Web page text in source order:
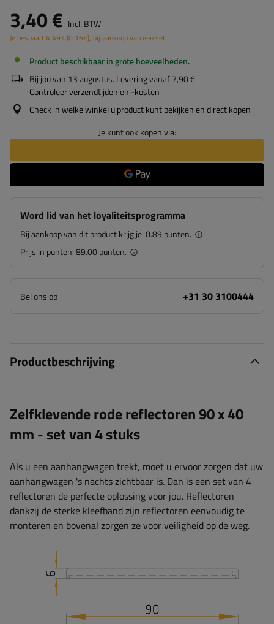
3,40 € Incl. BTW
Je bespaart4.49%(0.16€), bij aankoop van een set.
Product beschikbaar in grote hoeveelheden
Bij jou van 13 augustus. Levering vanaf7,90 €
Controleer verzendtijden en -kosten
Check in welke winkel u product kunt bekijken en direct kopen
Je kunt ook kopen via:
Word lid van het loyaliteitsprogramma
Bij aankoop van dit product krijg je:0.89 punten.
Prijs in punten:89.00 punten.
Bel ons op +31 30 3100444
Productbeschrijving
Zelfklevende rode reflectoren 90 x 40
mm - set van 4 stuks
Als u een aanhangwagen trekt, moet u ervoor zorgen dat uw
aanhangwagen 's nachts zichtbaar is. Dan is een set van 4
reflectoren de perfecte oplossing voor jou. Reflectoren
dankzij de sterke kleefband zijn reflectoren eenvoudig te
monteren en bovenal zorgen ze voor veiligheid op de weg.